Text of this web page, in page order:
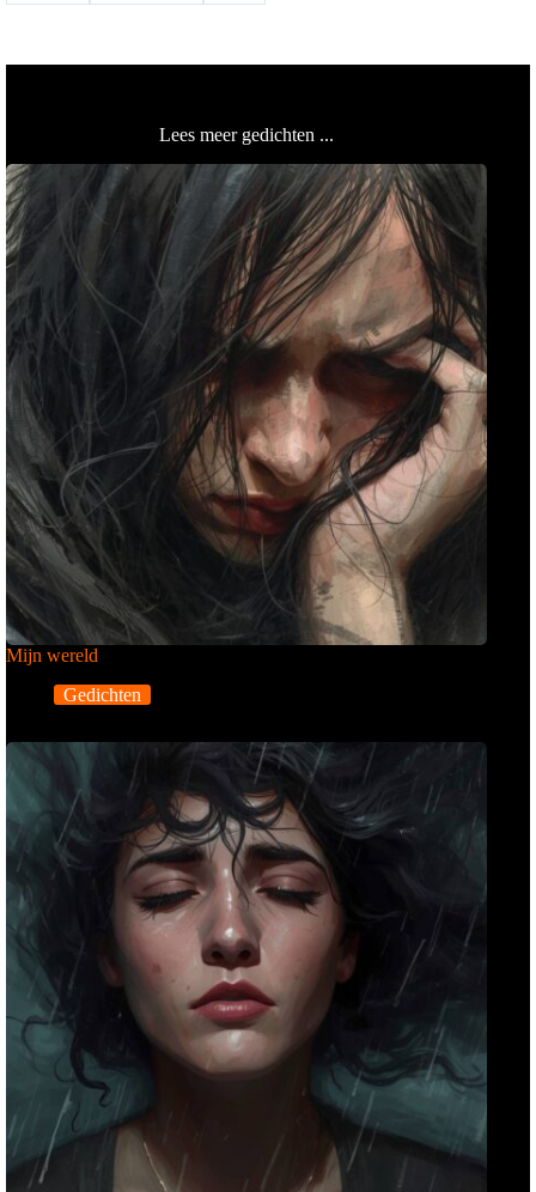
Lees meer gedichten ...
Mijn wereld
Gedichten